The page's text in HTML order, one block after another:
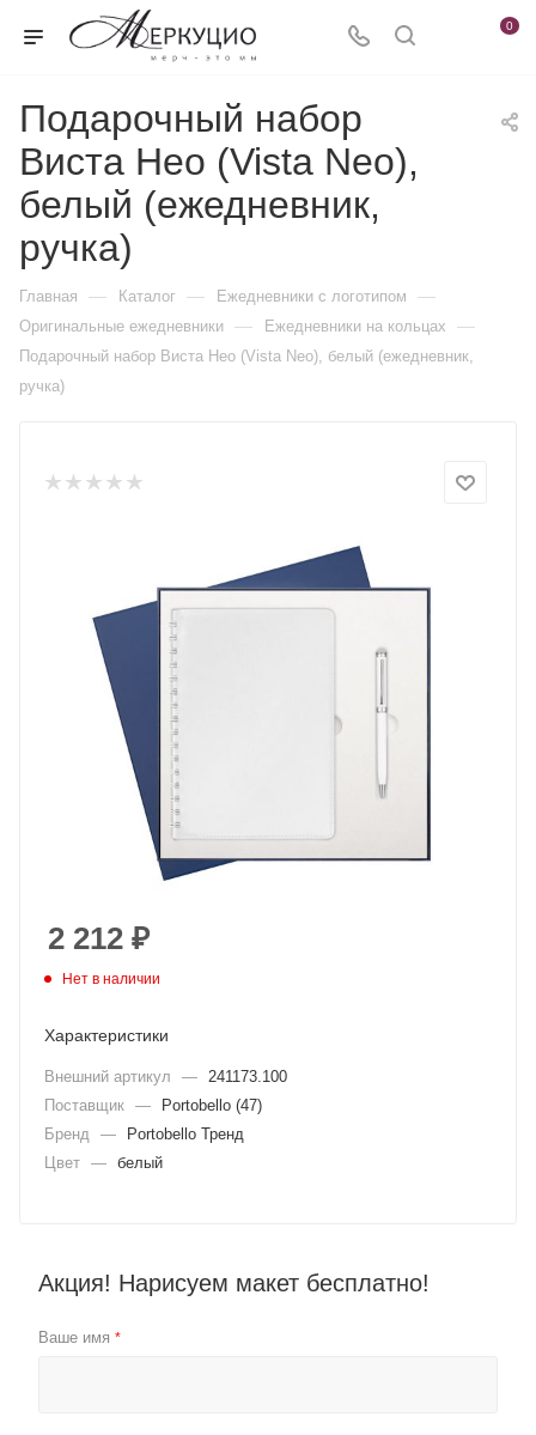
0
Подарочный набор
Виста Нео (Vista Neo),
белый (ежедневник,
ручка)
Главная — Каталог — Ежедневники c логотипом —
Оригинальные ежедневники — Ежедневники на кольцах —
Подарочный набор Виста Нео (Vista Neo), белый (ежедневник,
ручка)
2 212 ₽
Нет в наличии
Характеристики
Внешний артикул —
241173.100
Поставщик —
Portobello (47)
Бренд
—
Portobello Тренд
Цвет — белый
Акция! Нарисуем макет бесплатно!
Ваше имя *